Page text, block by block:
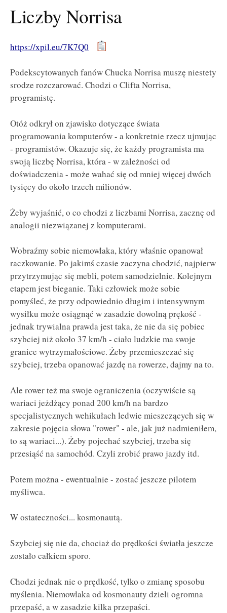
Liczby Norrisa
https://xpil.eu/7K7Q0
Podekscytowanych fanów Chucka Norrisa muszę niestety
srodze rozczarować. Chodzi o Clifta Norrisa,
programistę.
Otóż odkrył on zjawisko dotyczące świata
programowania komputerów - a konkretnie rzecz ujmując
- programistów. Okazuje się, że każdy programista ma
swoją liczbę Norrisa, która - w zależności od
doświadczenia - może wahać się od mniej więcej dwóch
tysięcy do około trzech milionów.
Żeby wyjaśnić, o co chodzi z liczbami Norrisa, zacznę od
analogii niezwiązanej z komputerami.
Wobraźmy sobie niemowlaka, który właśnie opanował
raczkowanie. Po jakimś czasie zaczyna chodzić, najpierw
przytrzymując się mebli, potem samodzielnie. Kolejnym
etapem jest bieganie. Taki człowiek może sobie
pomyśleć, że przy odpowiednio długim i intensywnym
wysiłku może osiągnąć w zasadzie dowolną prękość -
jednak trywialna prawda jest taka, że nie da się pobiec
szybciej niż około 37 km/h - ciało ludzkie ma swoje
granice wytrzymałościowe. Żeby przemieszczać się
szybciej, trzeba opanować jazdę na rowerze, dajmy na to.
Ale rower też ma swoje ograniczenia (oczywiście są
wariaci jeżdżący ponad 200 km/h na bardzo
specjalistycznych wehikułach ledwie mieszczących się w
zakresie pojęcia słowa "rower" - ale, jak już nadmieniłem,
to są wariaci...). Żeby pojechać szybciej, trzeba się
przesiąść na samochód. Czyli zrobić prawo jazdy itd.
Potem można - ewentualnie - zostać jeszcze pilotem
myśliwca.
W ostateczności... kosmonautą.
Szybciej się nie da, chociaż do prędkości światła jeszcze
zostało całkiem sporo.
Chodzi jednak nie o prędkość, tylko o zmianę sposobu
myślenia. Niemowlaka od kosmonauty dzieli ogromna
przepaść, a w zasadzie kilka przepaści.